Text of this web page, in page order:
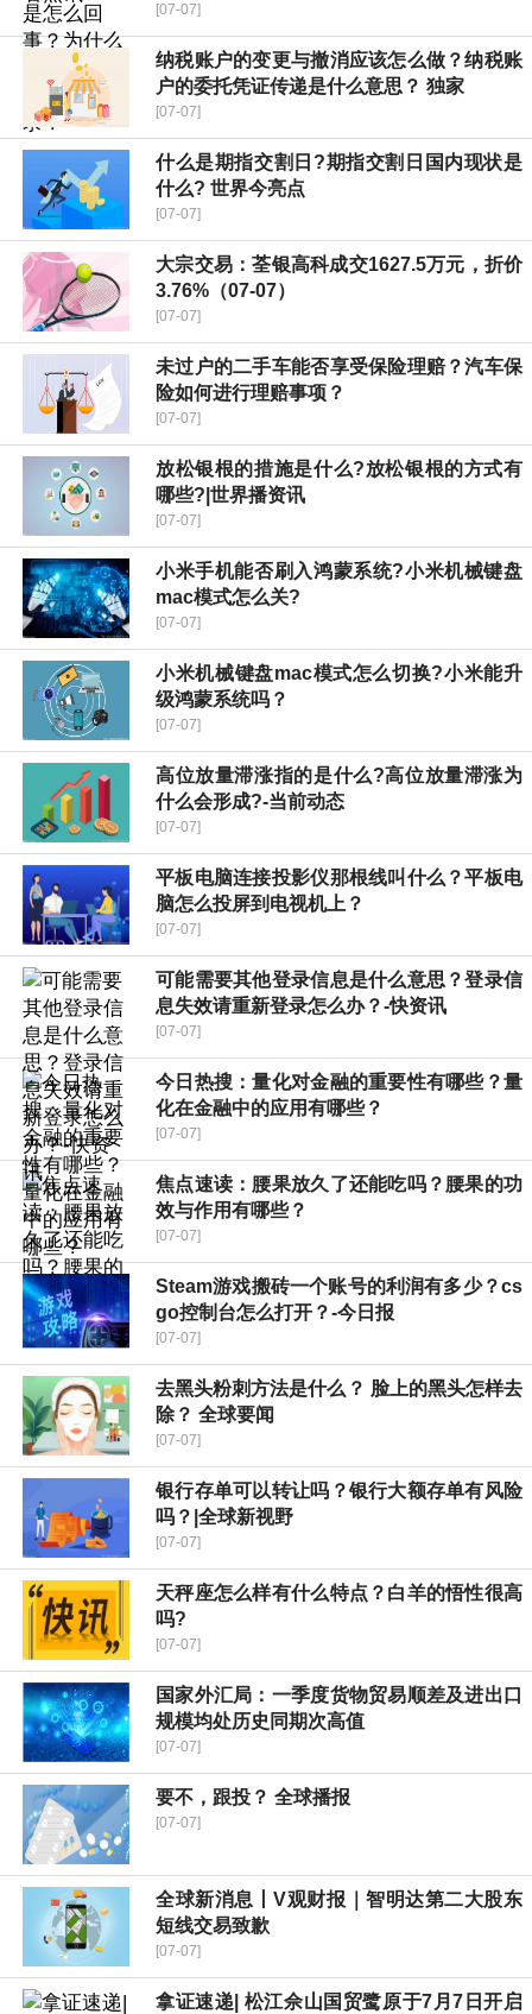
[07-07]
纳税账户的变更与撤消应该怎么做？纳税账
户的委托凭证传递是什么意思？ 独家
[07-07]
什么是期指交割日?期指交割日国内现状是
什么? 世界今亮点
[07-07]
大宗交易：荃银高科成交1627.5万元，折价
3.76%（07-07）
[07-07]
未过户的二手车能否享受保险理赔？汽车保
险如何进行理赔事项？
[07-07]
放松银根的措施是什么?放松银根的方式有
哪些?|世界播资讯
[07-07]
小米手机能否刷入鸿蒙系统?小米机械键盘
mac模式怎么关?
[07-07]
小米机械键盘mac模式怎么切换?小米能升
级鸿蒙系统吗？
[07-07]
高位放量滞涨指的是什么?高位放量滞涨为
什么会形成?-当前动态
[07-07]
平板电脑连接投影仪那根线叫什么？平板电
脑怎么投屏到电视机上？
[07-07]
可能需要其他登录信息是什么意思？登录信
息失效请重新登录怎么办？-快资讯
[07-07]
今日热搜：量化对金融的重要性有哪些？量
化在金融中的应用有哪些？
[07-07]
焦点速读：腰果放久了还能吃吗？腰果的功
效与作用有哪些？
[07-07]
Steam游戏搬砖一个账号的利润有多少？cs
go控制台怎么打开？-今日报
[07-07]
去黑头粉刺方法是什么？ 脸上的黑头怎样去
除？ 全球要闻
[07-07]
银行存单可以转让吗？银行大额存单有风险
吗？|全球新视野
[07-07]
天秤座怎么样有什么特点？白羊的悟性很高
吗?
[07-07]
国家外汇局：一季度货物贸易顺差及进出口
规模均处历史同期次高值
[07-07]
要不，跟投？ 全球播报
[07-07]
全球新消息丨V观财报｜智明达第二大股东
短线交易致歉
[07-07]
拿证速递| 松江佘山国贸鹭原于7月7日开启